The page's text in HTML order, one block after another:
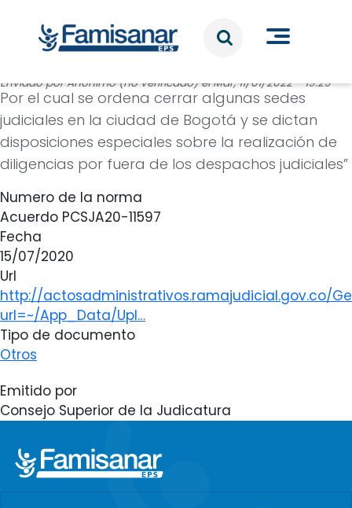
Enviado porAnónimo (no verificado)elMar, 11/01/2022 - 19:29
Por el cual se ordena cerrar algunas sedes
judiciales en la ciudad de Bogotá y se dictan
disposiciones especiales sobre la realización de
diligencias por fuera de los despachos judiciales”
Numero de la norma
Acuerdo PCSJA20-11597
Fecha
15/07/2020
Url
http://actosadministrativos.ramajudicial.gov.co/
url=~/App_Data/Upl…
Tipo de documento
Otros
Emitido por
Consejo Superior de la Judicatura